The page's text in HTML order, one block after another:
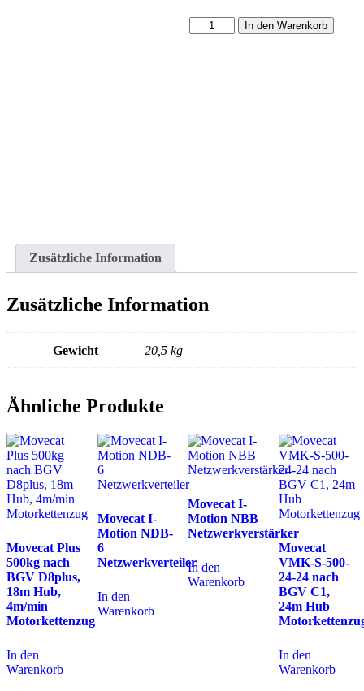
Movecat
V-
In den Warenkorb
Zusätzliche Information
Zusätzliche Information
Gewicht 20,5 kg
Ähnliche Produkte
Movecat Plus
500kg nach
BGV D8plus,
18m Hub,
4m/min
Motorkettenzug
In den
Warenkorb
Movecat I-
Motion NDB-
6
Netzwerkverteiler
In den
Warenkorb
Movecat I-
Motion NBB
Netzwerkverstärker
In den
Warenkorb
Movecat
VMK-S-500-
24-24 nach
BGV C1,
24m Hub
In den
Warenkorb